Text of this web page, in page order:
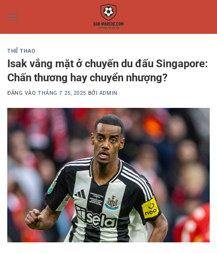
qua
THỂ THAO
Isak vắng mặt ở chuyến du đấu Singapore:
Chấn thương hay chuyển nhượng?
ĐĂNG VÀOTHÁNG 7 25, 2025 BỞI ADMIN